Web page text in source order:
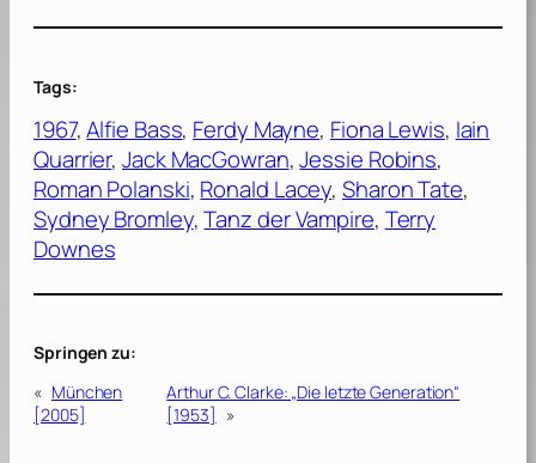
Tags:
1967, Alfie Bass, Ferdy Mayne, Fiona Lewis, Iain
Quarrier, Jack MacGowran, Jessie Robins
Roman Polanski, Ronald Lacey, Sharon Tate
Sydney Bromley, Tanz der Vampire, Terry
Downes
Springen zu:
« München
[2005]
Arthur C. Clarke: „Die letzte Generation“
[1953] »